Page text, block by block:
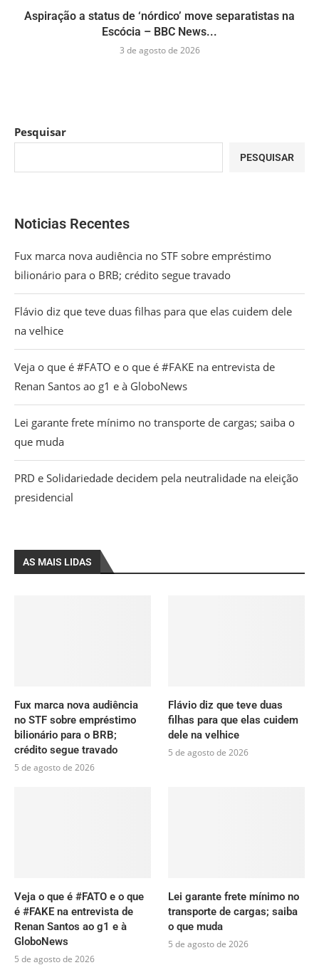
Aspiração a status de ‘nórdico’ move separatistas na
Escócia – BBC News...
3 de agosto de 2026
Pesquisar
PESQUISAR
Noticias Recentes
Fux marca nova audiência no STF sobre empréstimo
bilionário para o BRB; crédito segue travado
Flávio diz que teve duas filhas para que elas cuidem dele
na velhice
Veja o que é #FATO e o que é #FAKE na entrevista de
Renan Santos ao g1 e à GloboNews
Lei garante frete mínimo no transporte de cargas; saiba o
que muda
PRD e Solidariedade decidem pela neutralidade na eleição
presidencial
AS MAIS LIDAS
Fux marca nova audiência
no STF sobre empréstimo
bilionário para o BRB;
crédito segue travado
5 de agosto de 2026
Flávio diz que teve duas
filhas para que elas cuidem
dele na velhice
5 de agosto de 2026
Veja o que é #FATO e o que
é #FAKE na entrevista de
Renan Santos ao g1 e à
GloboNews
5 de agosto de 2026
Lei garante frete mínimo no
transporte de cargas; saiba
o que muda
5 de agosto de 2026